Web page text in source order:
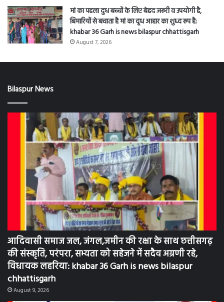
मां का पहला दुध बच्चों के लिए बेहद जरूरी व उपयोगी है,
बिमारियों से बचाता है मां का दूध आहार का शुध्द रूप है:
khabar 36 Garh is news bilaspur chhattisgarh
August 7, 2026
Bilaspur News
आदिवासी समाज जल, जंगल,जमीन की रक्षा के साथ छत्तीसगढ़
की संस्कृति, परंपरा, सभ्यता को सहेजने में सदैव अग्रणी रहे,
विधायक लहरिया: khabar 36 Garh is news bilaspur
chhattisgarh
August 9, 2026